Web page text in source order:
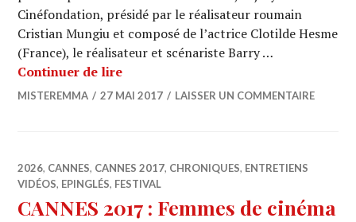
Cinéfondation, présidé par le réalisateur roumain
Cristian Mungiu et composé de l’actrice Clotilde Hesme
(France), le réalisateur et scénariste Barry …
Continuer de lireCANNES 2017 : « Paul est là » de
MISTEREMMA 27 MAI 2017 LAISSER UN COMMENTAIRE
2026, CANNES, CANNES 2017, CHRONIQUES, ENTRETIENS
VIDÉOS, EPINGLÉS, FESTIVAL
CANNES 2017 : Femmes de cinéma